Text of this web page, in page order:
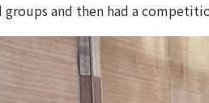
groups and then had a